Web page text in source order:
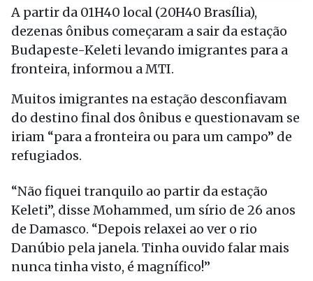
A partir da 01H40 local (20H40 Brasília),
dezenas ônibus começaram a sair da estação
Budapeste-Keleti levando imigrantes para a
fronteira, informou a MTI.
Muitos imigrantes na estação desconfiavam
do destino final dos ônibus e questionavam se
iriam “para a fronteira ou para um campo” de
refugiados.
“Não fiquei tranquilo ao partir da estação
Keleti”, disse Mohammed, um sírio de 26 anos
de Damasco. “Depois relaxei ao ver o rio
Danúbio pela janela. Tinha ouvido falar mais
nunca tinha visto, é magnífico!”